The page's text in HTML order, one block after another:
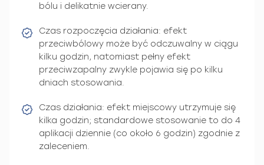
bólu i delikatnie wcierany.
Czas rozpoczęcia działania: efekt
przeciwbólowy może być odczuwalny w ciągu
kilku godzin, natomiast pełny efekt
przeciwzapalny zwykle pojawia się po kilku
dniach stosowania.
Czas działania: efekt miejscowy utrzymuje się
kilka godzin; standardowe stosowanie to do 4
aplikacji dziennie (co około 6 godzin) zgodnie z
zaleceniem.